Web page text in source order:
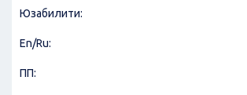
Юзабилити:
En/Ru:
ПП: